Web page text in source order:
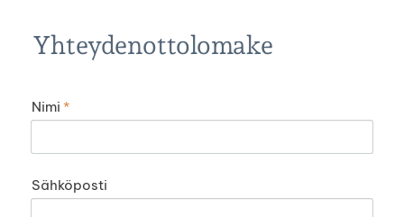
Yhteydenottolomake
Nimi *
Sähköposti